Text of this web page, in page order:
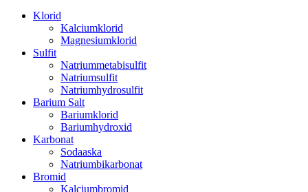
Klorid
Kalciumklorid
Magnesiumklorid
Sulfit
Natriummetabisulfit
Natriumsulfit
Natriumhydrosulfit
Barium Salt
Bariumklorid
Bariumhydroxid
Karbonat
Sodaaska
Natriumbikarbonat
Bromid
Kalciumbromid